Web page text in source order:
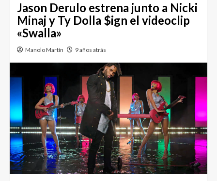
Jason Derulo estrena junto a Nicki
Minaj y Ty Dolla $ign el videoclip
«Swalla»
Manolo Martín 9 años atrás